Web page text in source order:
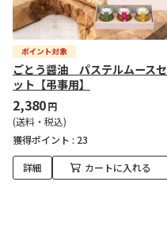
ごとう醤油 パステルムースセ
ット【弔事用】
2,380円
(送料・税込)
獲得ポイント : 23
詳細 カートに入れる